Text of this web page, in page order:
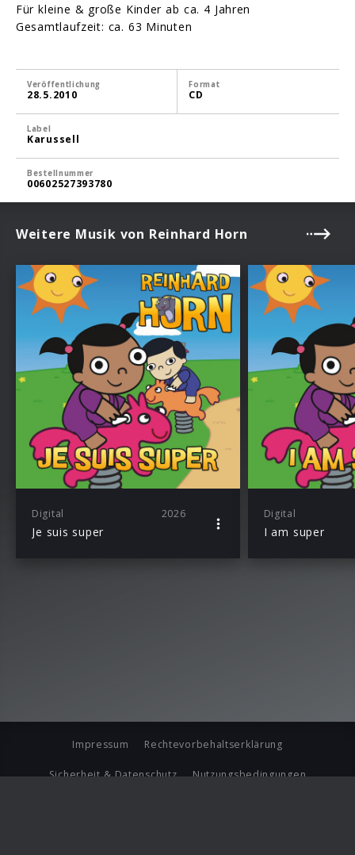
Für kleine & große Kinder ab ca. 4 Jahren
Gesamtlaufzeit: ca. 63 Minuten
Veröffentlichung
28.5.2010
Format
CD
Label
Karussell
Bestellnummer
00602527393780
Weitere Musik von Reinhard Horn
Digital 2026
Je suis super
Digital
I am super
Impressum Rechtevorbehaltserklärung
Sicherheit & Datenschutz Nutzungsbedingungen